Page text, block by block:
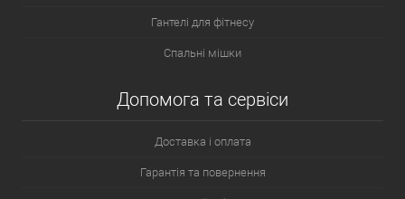
Гантелі для фітнесу
Спальні мішки
Допомога та сервіси
Доставка і оплата
Гарантія та повернення